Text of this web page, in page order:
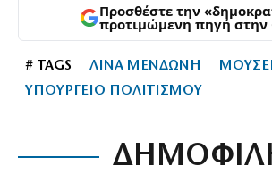
Προσθέστε την
προτιμώμενη πηγή στην
# TAGS ΛΙΝΑ ΜΕΝΔΩΝΗ
ΥΠΟΥΡΓΕΙΟ ΠΟΛΙΤΙΣΜΟΥ